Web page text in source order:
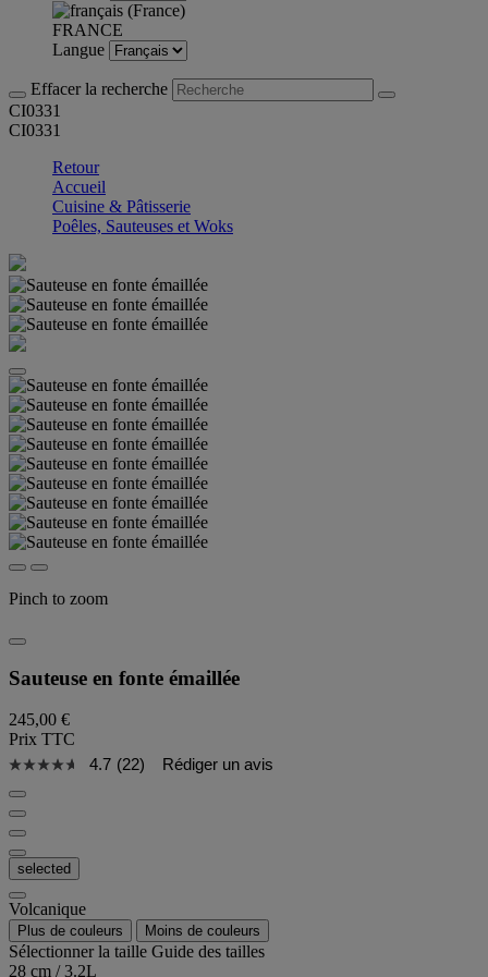
FRANCE
Langue
Effacer la recherche
CI0331
CI0331
Retour
Accueil
Cuisine & Pâtisserie
Poêles, Sauteuses et Woks
Pinch to zoom
Sauteuse en fonte émaillée
245,00 €
Prix TTC
4.7 (22) Rédiger un avis
selected
Volcanique
Plus de couleurs Moins de couleurs
Sélectionner la taille Guide des tailles
28 cm / 3.2L